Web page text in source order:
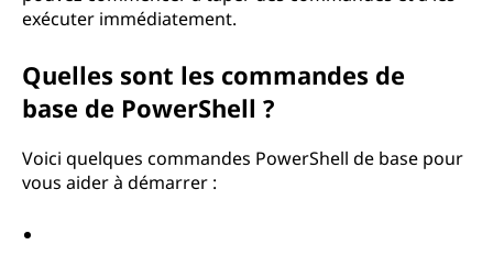
exécuter immédiatement.
Quelles sont les commandes de
base de PowerShell ?
Voici quelques commandes PowerShell de base pour
vous aider à démarrer :